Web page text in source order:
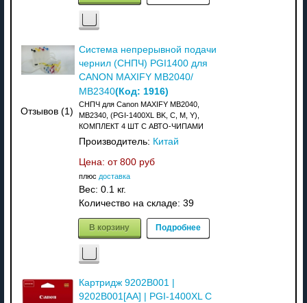
Отзывов (1)
Система непрерывной подачи
чернил (СHПЧ) PGI1400 для
CANON MAXIFY MB2040/
MB2340(Код: 1916)
СНПЧ для Canon MAXIFY MB2040,
MB2340, (PGI-1400XL BK, C, M, Y),
КОМПЛЕКТ 4 ШТ С АВТО-ЧИПАМИ
Производитель: Китай
Цена: от 800 руб
плюс доставка
Вес: 0.1 кг.
Количество на складе: 39
В корзину Подробнее
Картридж 9202B001 |
9202B001[AA] | PGI-1400XL C